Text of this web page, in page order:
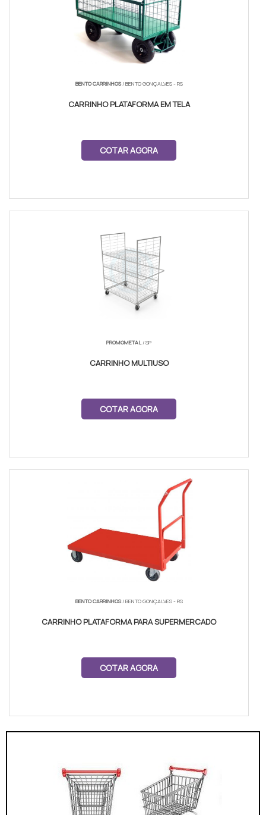
BENTO CARRINHOS/ BENTO GONÇALVES - RS
CARRINHO PLATAFORMA EM TELA
COTAR AGORA
PROMOMETAL/ SP
CARRINHO MULTIUSO
COTAR AGORA
BENTO CARRINHOS/ BENTO GONÇALVES - RS
CARRINHO PLATAFORMA PARA SUPERMERCADO
COTAR AGORA